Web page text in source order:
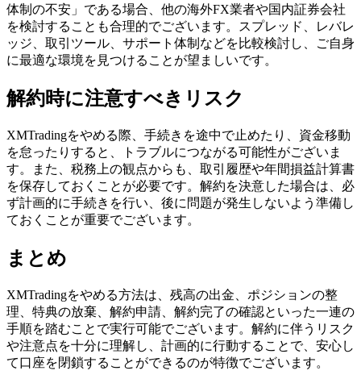
体制の不安」である場合、他の海外FX業者や国内証券会社
を検討することも合理的でございます。スプレッド、レバレ
ッジ、取引ツール、サポート体制などを比較検討し、ご自身
に最適な環境を見つけることが望ましいです。
解約時に注意すべきリスク
XMTradingをやめる際、手続きを途中で止めたり、資金移動
を怠ったりすると、トラブルにつながる可能性がございま
す。また、税務上の観点からも、取引履歴や年間損益計算書
を保存しておくことが必要です。解約を決意した場合は、必
ず計画的に手続きを行い、後に問題が発生しないよう準備し
ておくことが重要でございます。
まとめ
XMTradingをやめる方法は、残高の出金、ポジションの整
理、特典の放棄、解約申請、解約完了の確認といった一連の
手順を踏むことで実行可能でございます。解約に伴うリスク
や注意点を十分に理解し、計画的に行動することで、安心し
て口座を閉鎖することができるのが特徴でございます。